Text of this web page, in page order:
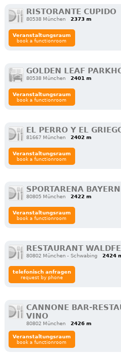
RISTORANTE CUPIDO
80538 München 2373 m
Veranstaltungsraum
book a functionroom
GOLDEN LEAF
80538 München 2401 m
Veranstaltungsraum
book a functionroom
EL PERRO Y EL
81667 München 2402 m
Veranstaltungsraum
book a functionroom
SPORTARENA
80805 München 2422 m
Veranstaltungsraum
book a functionroom
RESTAURANT
80802 München - Schwabing 2424
telefonisch anfragen
request by phone
CANNONE BAR-
VINO
80802 München 2426 m
Veranstaltungsraum
book a functionroom